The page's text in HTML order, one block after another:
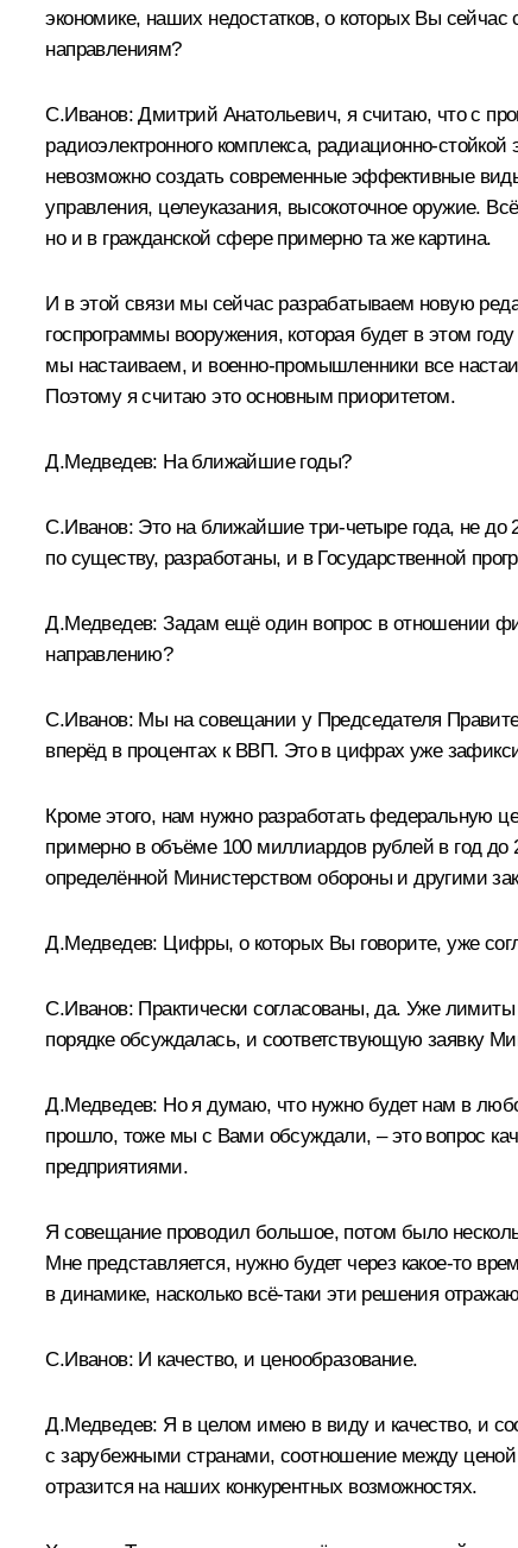
экономике, наших недостатков, о которых Вы
направлениям?
С.Иванов: Дмитрий Анатольевич, я считаю, что с
радиоэлектронного комплекса, радиационно-
невозможно создать современные эффективные
управления, целеуказания, высокоточное оружие.
но и в гражданской сфере примерно та же картина.
И в этой связи мы сейчас разрабатываем новую
госпрограммы вооружения, которая будет в этом
мы настаиваем, и военно-промышленники все
Поэтому я считаю это основным приоритетом.
Д.Медведев: На ближайшие годы?
С.Иванов: Это на ближайшие три-четыре года, не
по существу, разработаны, и в Государственной
Д.Медведев:Задам ещё один вопрос в отношении
направлению?
С.Иванов: Мы на совещании у Председателя
вперёд в процентах к ВВП. Это в цифрах уже
Кроме этого, нам нужно разработать федеральную
примерно в объёме 100 миллиардов рублей в год до
определённой Министерством обороны и другими
Д.Медведев: Цифры, о которых Вы говорите, уже
С.Иванов: Практически согласованы, да. Уже
порядке обсуждалась, и соответствующую заявку
Д.Медведев: Но я думаю, что нужно будет нам в
прошло, тоже мы с Вами обсуждали, – это вопрос
предприятиями.
Я совещание проводил большое, потом было
Мне представляется, нужно будет через какое‑то
в динамике, насколько всё‑таки эти решения
С.Иванов: И качество, и ценообразование.
Д.Медведев: Я в целом имею в виду и качество, и
с зарубежными странами, соотношение между
отразится на наших конкурентных возможностях.